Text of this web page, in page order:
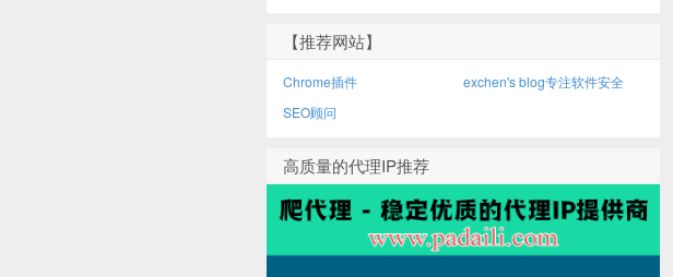
【推荐网站】
Chrome插件
exchen's blog专注软件安全
SEO顾问
高质量的代理IP推荐